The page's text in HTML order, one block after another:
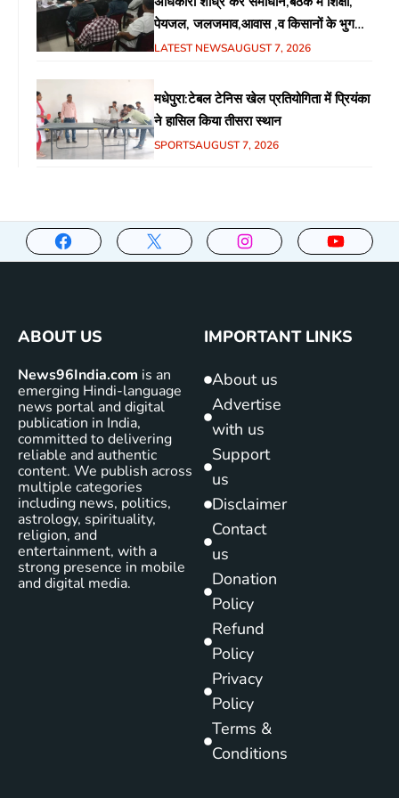
पेयजल, जलजमाव,आवास ,व किसानों के भुगतान
का उठा मुद्दा
LATEST NEWSAUGUST 7, 2026
मधेपुरा:टेबल टेनिस खेल प्रतियोगिता में प्रियंका
ने हासिल किया तीसरा स्थान
SPORTSAUGUST 7, 2026
ABOUT US
News96India.com is an
emerging Hindi-language
news portal and digital
publication in India,
committed to delivering
reliable and authentic
content. We publish across
multiple categories
including news, politics,
astrology, spirituality,
religion, and
entertainment, with a
strong presence in mobile
and digital media.
IMPORTANT LINKS
About us
Advertise
with us
Support
us
Disclaimer
Contact
us
Donation
Policy
Refund
Policy
Privacy
Policy
Terms &
Conditions